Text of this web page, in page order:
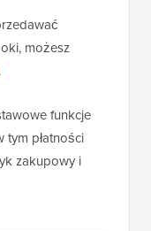
możesz
.
funkcje
płatności
zakupowy i